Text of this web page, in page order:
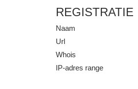
REGISTRATIE
Naam
Url
Whois
IP-adres range